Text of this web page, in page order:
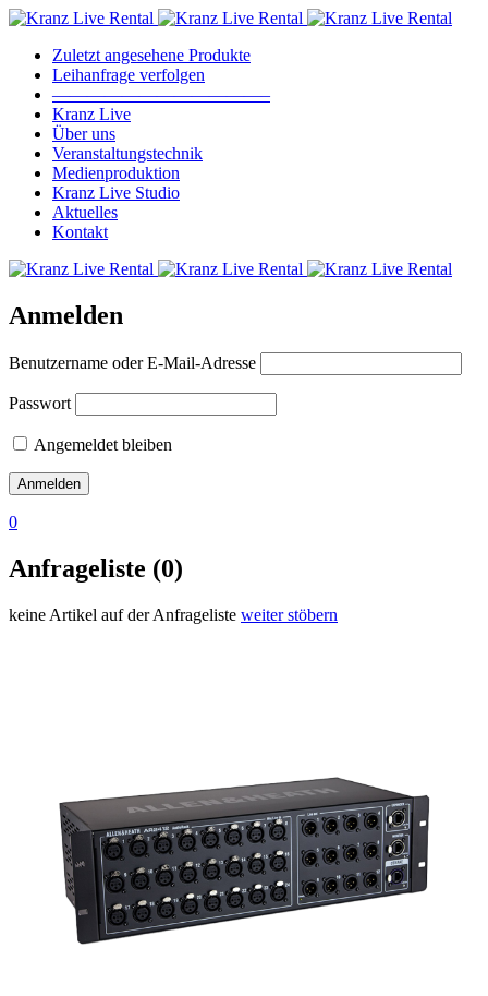
Zuletzt angesehene Produkte
Leihanfrage verfolgen
————————————–
Kranz Live
Über uns
Veranstaltungstechnik
Medienproduktion
Kranz Live Studio
Aktuelles
Kontakt
Anmelden
Benutzername oder E-Mail-Adresse
Passwort
Angemeldet bleiben
0
Anfrageliste (0)
keine Artikel auf der Anfrageliste weiter stöbern